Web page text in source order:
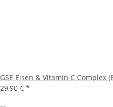
GSE Eisen & Vitamin C Complex
29,90 € *